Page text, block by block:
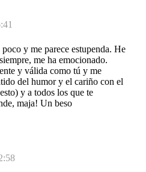
y me parece estupenda. He
me ha emocionado.
y válida como tú y me
del humor y el cariño con el
y a todos los que te
maja! Un beso